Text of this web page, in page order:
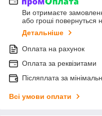
Ви отримаєте
або гроші повернуться
Детальніше
Оплата на рахунок
Оплата за реквізитами
Післяплата за
Всі умови оплати